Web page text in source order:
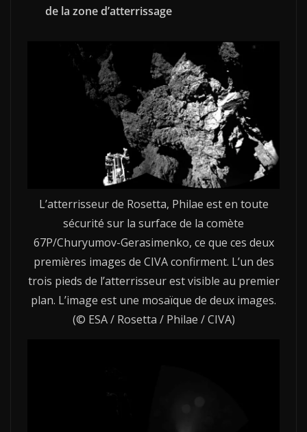
de la zone d’atterrissage
L’atterrisseur de Rosetta, Philae est en toute
sécurité sur la surface de la comète
67P/Churyumov-Gerasimenko, ce que ces deux
premières images de CIVA confirment. L’un des
trois pieds de l’atterrisseur est visible au premier
plan. L’image est une mosaïque de deux images.
(© ESA / Rosetta / Philae / CIVA)